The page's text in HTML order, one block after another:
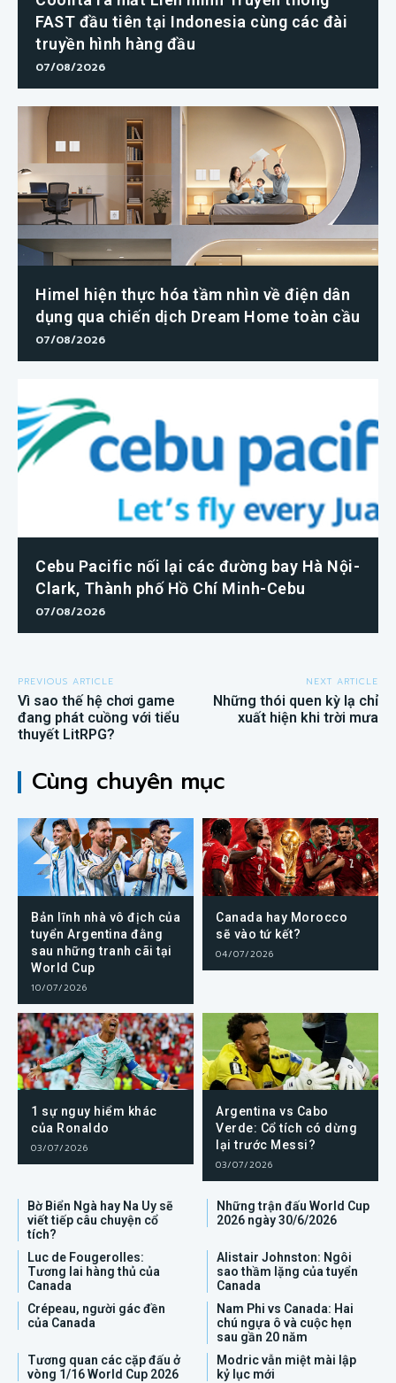
FAST đầu tiên tại Indonesia cùng các đài
truyền hình hàng đầu
07/08/2026
Himel hiện thực hóa tầm nhìn về điện dân
dụng qua chiến dịch Dream Home toàn cầu
07/08/2026
Cebu Pacific nối lại các đường bay Hà Nội-
Clark, Thành phố Hồ Chí Minh-Cebu
07/08/2026
PREVIOUS ARTICLE
Vì sao thế hệ chơi game
đang phát cuồng với tiểu
thuyết LitRPG?
NEXT ARTICLE
Những thói quen kỳ lạ chỉ
xuất hiện khi trời mưa
Cùng chuyên mục
Bản lĩnh nhà vô địch của
tuyển Argentina đằng
sau những tranh cãi tại
World Cup
10/07/2026
Canada hay Morocco
sẽ vào tứ kết?
04/07/2026
1 sự nguy hiểm khác
của Ronaldo
03/07/2026
Argentina vs Cabo
Verde: Cổ tích có dừng
lại trước Messi?
03/07/2026
Bờ Biển Ngà hay Na Uy sẽ
viết tiếp câu chuyện cổ
tích?
Những trận đấu World Cup
2026 ngày 30/6/2026
Luc de Fougerolles:
Tương lai hàng thủ của
Canada
Alistair Johnston: Ngôi
sao thầm lặng của tuyển
Canada
Crépeau, người gác đền
của Canada
Nam Phi vs Canada: Hai
chú ngựa ô và cuộc hẹn
sau gần 20 năm
Tương quan các cặp đấu ở
vòng 1/16 World Cup 2026
Modric vẫn miệt mài lập
kỷ lục mới